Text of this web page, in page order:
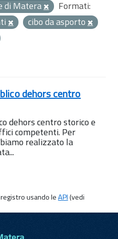
di Matera
Formati:
cibo da asporto
dehors centro
dehors centro storico e
competenti. Per
realizzato la
usando leAPI(vedi